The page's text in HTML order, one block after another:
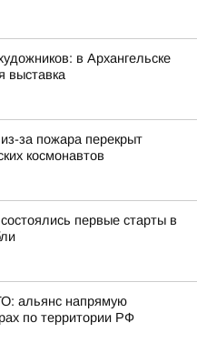
в Архангельске
выставка
за пожара перекрыт
космонавтов
первые старты в
альянс напрямую
по территории РФ